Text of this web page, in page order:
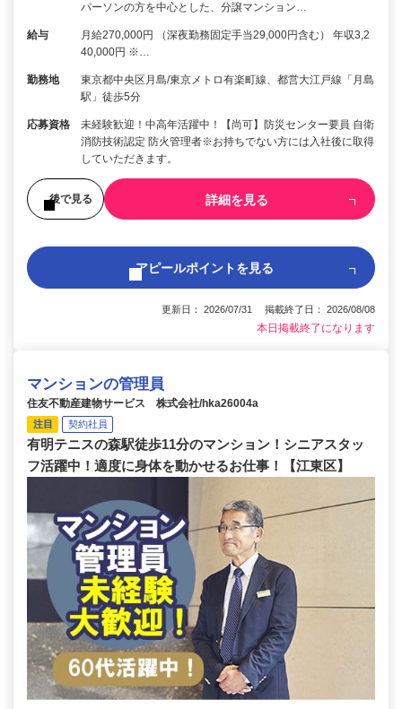
パーソンの方を中心とした、分譲マンション…
給与
月給270,000円 （深夜勤務固定手当29,000円含む） 年収3,2
40,000円 ※…
勤務地
東京都中央区月島/東京メトロ有楽町線、都営大江戸線「月島
駅」徒歩5分
応募資格
未経験歓迎！中高年活躍中！【尚可】防災センター要員 自衛
消防技術認定 防火管理者※お持ちでない方には入社後に取得
していただきます。
後で見る 詳細を見る
アピールポイントを見る
更新日： 2026/07/31 掲載終了日： 2026/08/08
本日掲載終了になります
マンションの管理員
住友不動産建物サービス 株式会社/hka26004a
注目 契約社員
有明テニスの森駅徒歩11分のマンション！シニアスタッ
フ活躍中！適度に身体を動かせるお仕事！【江東区】